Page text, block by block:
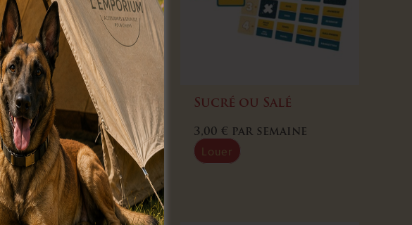
Medical Mysteries –
Miami
4,00€par semaine
Louer
Sucré ou Salé
3,00€ par semaine
Louer